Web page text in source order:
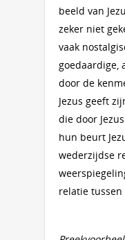
beeld van
zeker niet
vaak
goedaardige,
door de
Jezus geeft
die door
hun beurt
wederzijdse
relatie tussen